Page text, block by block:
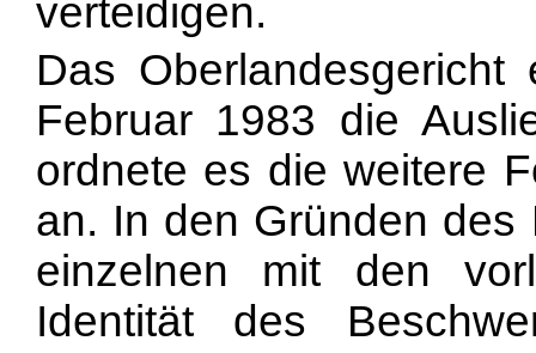
verteidigen.
Das
Februar 1983 die
ordnete es die weitere
an. In den Gründen
einzelnen mit den
Identität des